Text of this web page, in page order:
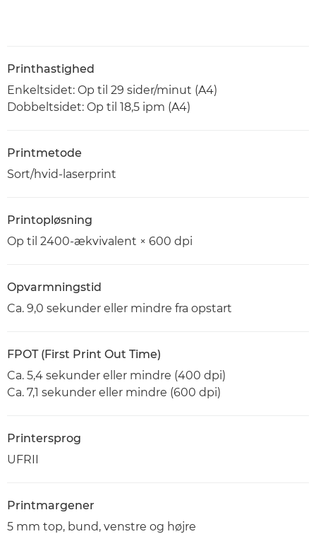
Printhastighed
Enkeltsidet: Op til 29 sider/minut (A4)
Dobbeltsidet: Op til 18,5 ipm (A4)
Printmetode
Sort/hvid-laserprint
Printopløsning
Op til 2400-ækvivalent × 600 dpi
Opvarmningstid
Ca. 9,0 sekunder eller mindre fra opstart
FPOT (First Print Out Time)
Ca. 5,4 sekunder eller mindre (400 dpi)
Ca. 7,1 sekunder eller mindre (600 dpi)
Printersprog
UFRII
Printmargener
5 mm top, bund, venstre og højre